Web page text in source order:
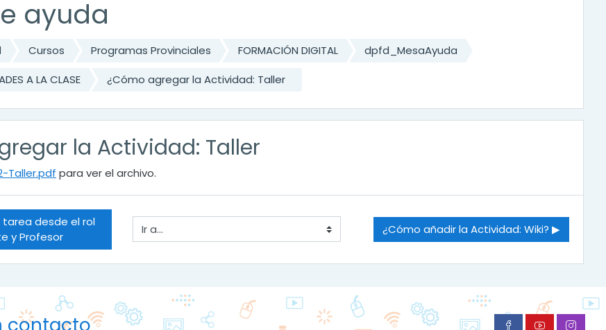
ayuda
Cursos Programas Provinciales FORMACIÓN DIGITAL
dpfd_MesaAyuda
A LA CLASE
¿Cómo agregar la Actividad: Taller
la Actividad: Taller
Taller.pdf para ver el archivo.
tarea desde el rol
y Profesor
Ir a... ¿Cómo añadir la Actividad: Wiki? ▶︎
contacto